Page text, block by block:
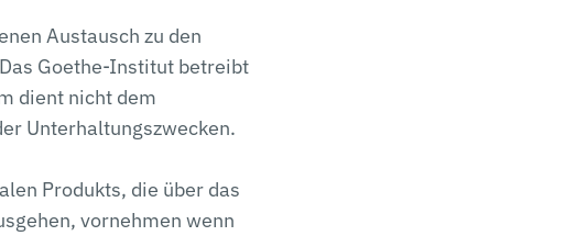
Austausch zu den
Goethe-Institut betreibt
dient nicht dem
Unterhaltungszwecken.
Produkts, die über das
vornehmen wenn